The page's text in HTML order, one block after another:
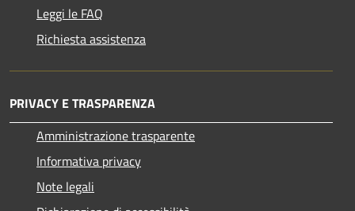
Leggi le FAQ
Richiesta assistenza
PRIVACY E TRASPARENZA
Amministrazione trasparente
Informativa privacy
Note legali